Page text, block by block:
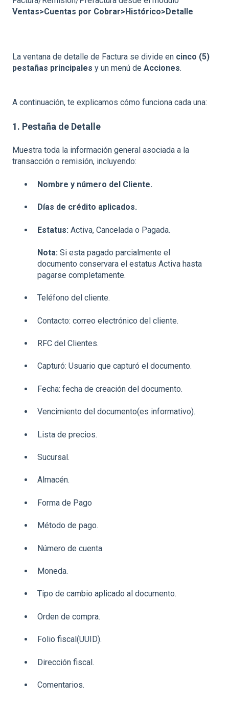
Ventas>Cuentas por Cobrar>Histórico>Detalle
La ventana de detalle de Factura se divide en cinco (5)
pestañas principales y un menú de Acciones.
A continuación, te explicamos cómo funciona cada una:
1. Pestaña de Detalle
Muestra toda la información general asociada a la
transacción o remisión, incluyendo:
Nombre y número del Cliente.
Días de crédito aplicados.
Estatus: Activa, Cancelada o Pagada.
Nota: Si esta pagado parcialmente el
documento conservara el estatus Activa hasta
pagarse completamente.
Teléfono del cliente.
Contacto: correo electrónico del cliente.
RFC del Clientes.
Capturó: Usuario que capturó el documento.
Fecha: fecha de creación del documento.
Vencimiento del documento(es informativo).
Lista de precios.
Sucursal.
Almacén.
Forma de Pago
Método de pago.
Número de cuenta.
Moneda.
Tipo de cambio aplicado al documento.
Orden de compra.
Folio fiscal(UUID).
Dirección fiscal.
Comentarios.